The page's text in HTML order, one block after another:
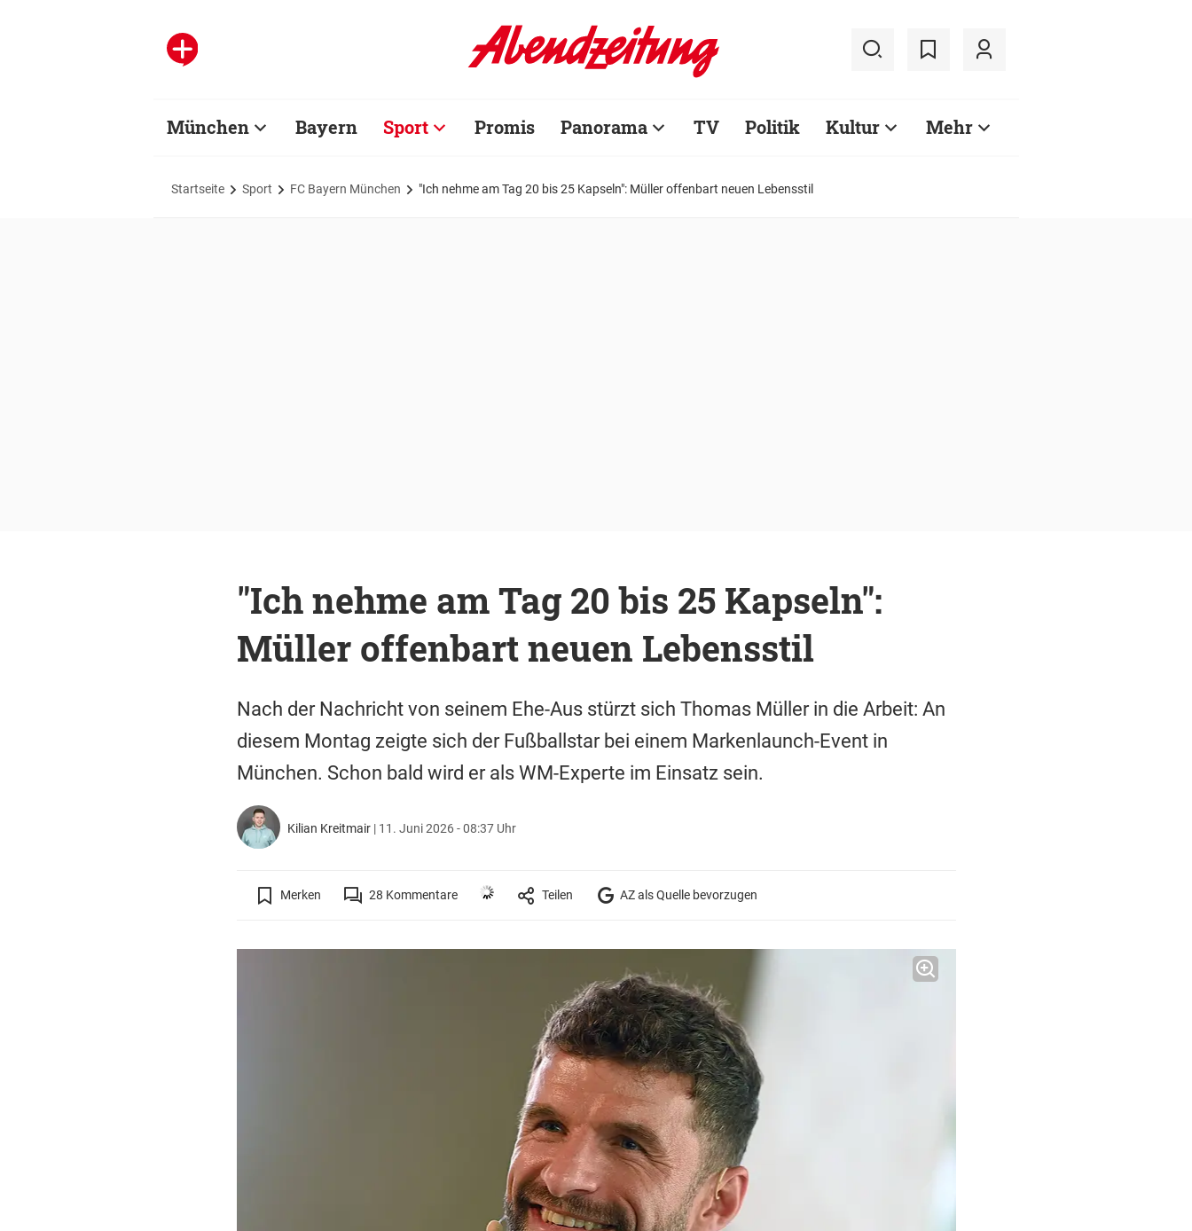
München Bayern Sport Promis Panorama TV Politik Kultur Mehr
Startseite Sport FC Bayern München "Ich nehme am Tag 20 bis 25 Kapseln": Müller offenbart neuen Lebensstil
"Ich nehme am Tag 20 bis 25 Kapseln":
Müller offenbart neuen Lebensstil
Nach der Nachricht von seinem Ehe-Aus stürzt sich Thomas Müller in die Arbeit: An
diesem Montag zeigte sich der Fußballstar bei einem Markenlaunch-Event in
München. Schon bald wird er als WM-Experte im Einsatz sein.
Kilian Kreitmair | 11. Juni 2026 - 08:37 Uhr
Merken 28 Kommentare Teilen AZ als Quelle bevorzugen